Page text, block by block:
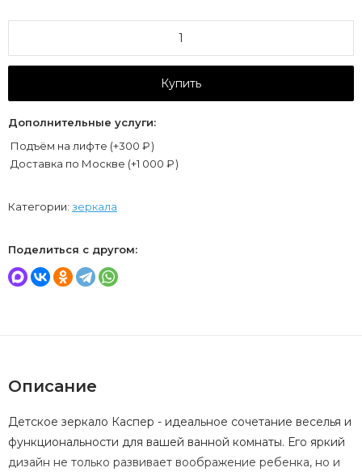
Купить
Дополнительные услуги:
Подъём на лифте (+300 ₽)
Доставка по Москве (+1 000 ₽)
Категории: зеркала
Поделиться с другом:
Описание
Детское зеркало Каспер - идеальное сочетание веселья и
функциональности для вашей ванной комнаты. Его яркий
дизайн не только развивает воображение ребенка, но и